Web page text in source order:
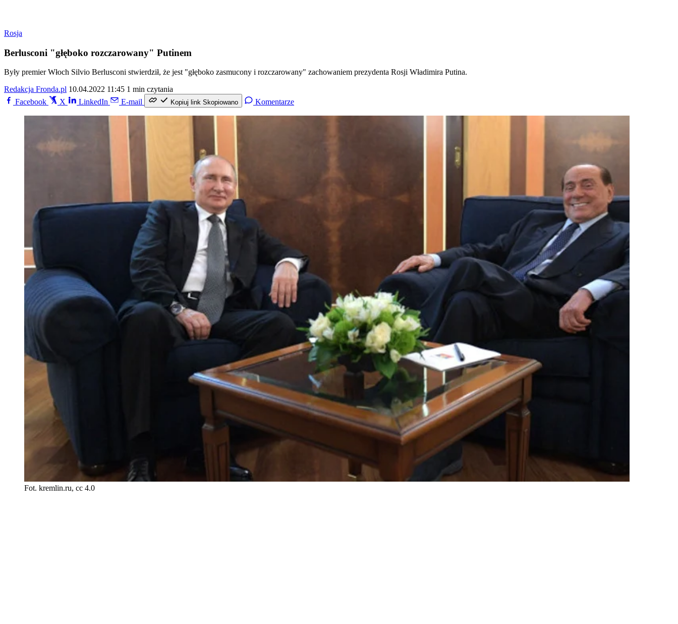
Rosja
Berlusconi "głęboko rozczarowany" Putinem
Były premier Włoch Silvio Berlusconi stwierdził, że jest "głęboko zasmucony i rozczarowany" zachowaniem prezydenta Rosji Władimira Putina.
Redakcja Fronda.pl 10.04.2022 11:45 1 min czytania
Facebook
X LinkedIn E-mail Kopiuj link Skopiowano Komentarze
Fot. kremlin.ru, cc 4.0